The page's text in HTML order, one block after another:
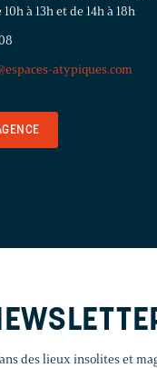
à 13h et de 14h à 18h
atypiques.com
des lieux insolites et